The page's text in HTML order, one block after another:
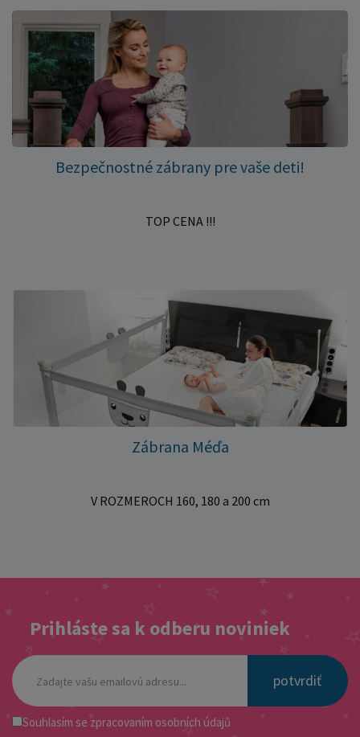
Bezpečnostné zábrany pre vaše deti!
TOP CENA !!!
Zábrana Méďa
V ROZMEROCH 160, 180 a 200 cm
Prihláste sa k odberu noviniek
potvrdiť
Souhlasím se zpracovaním osobních údajů